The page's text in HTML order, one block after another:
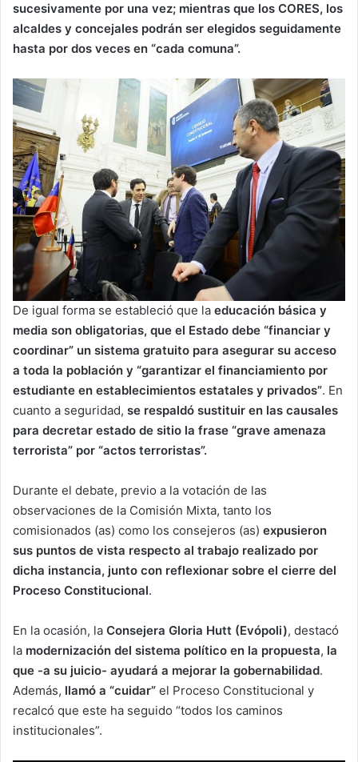
sucesivamente por una vez; mientras que los CORES, los
alcaldes y concejales podrán ser elegidos seguidamente
hasta por dos veces en “cada comuna”.
De igual forma se estableció que la educación básica y
media son obligatorias, que el Estado debe “financiar y
coordinar” un sistema gratuito para asegurar su acceso
a toda la población y “garantizar el financiamiento por
estudiante en establecimientos estatales y privados”. En
cuanto a seguridad, se respaldó sustituir en las causales
para decretar estado de sitio la frase “grave amenaza
terrorista” por “actos terroristas”.
Durante el debate, previo a la votación de las
observaciones de la Comisión Mixta, tanto los
comisionados (as) como los consejeros (as) expusieron
sus puntos de vista respecto al trabajo realizado por
dicha instancia, junto con reflexionar sobre el cierre del
Proceso Constitucional.
En la ocasión, la Consejera Gloria Hutt (Evópoli), destacó
la modernización del sistema político en la propuesta, la
que -a su juicio- ayudará a mejorar la gobernabilidad.
Además, llamó a “cuidar” el Proceso Constitucional y
recalcó que este ha seguido “todos los caminos
institucionales”.